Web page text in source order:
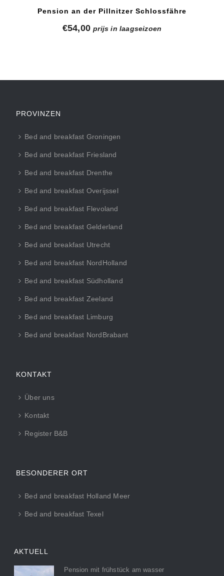
Pension an der Pillnitzer Schlossfähre
€54,00 prijs in laagseizoen
PROVINZEN
Bed and breakfast Groningen
Bed and breakfast Friesland
Bed and breakfast Drenthe
Bed and breakfast Overijssel
Bed and breakfast Flevoland
Bed and breakfast Gelderland
Bed and breakfast Utrecht
Bed and breakfast NordHolland
Bed and breakfast Südholland
Bed and breakfast Zeeland
Bed and breakfast Limburg
Bed and breakfast NordBrabant
KONTAKT
Über uns
Kontakt
Register B&B
BESONDERER ORT
Bed and breakfast Holland Meer
Bed and breakfast Texel
AKTUELL
Pension mit frühstück am wasser